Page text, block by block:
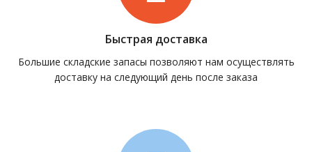
Быстрая доставка
Большие складские запасы позволяют нам осуществлять
доставку на следующий день после заказа